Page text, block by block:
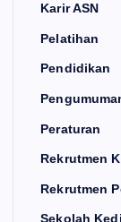
Karir ASN
Pelatihan
Pendidikan
Peraturan
Rekrutmen
Rekrutmen
Sekolah